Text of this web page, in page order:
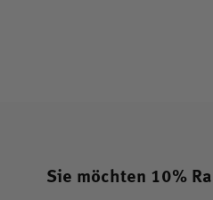
Aussagen für diese
Sie möchten 10%